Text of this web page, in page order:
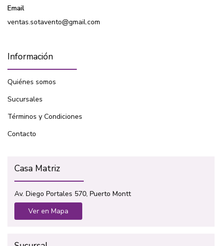
Email
ventas.sotavento@gmail.com
Información
Quiénes somos
Sucursales
Términos y Condiciones
Contacto
Casa Matriz
Av. Diego Portales 570, Puerto Montt
Ver en Mapa